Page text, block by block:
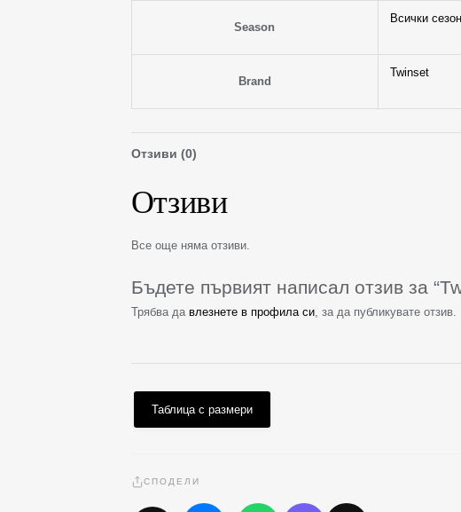
Season
Всички
Brand
Twinset
Отзиви (0)
Отзиви
Все още няма отзиви.
Бъдете първият написал отзив за
Трябва да влезнете в профила си, за да публикувате отзив.
Таблица с размери
СПОДЕЛИ